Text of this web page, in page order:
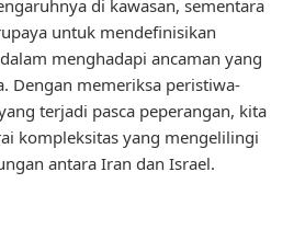
di kawasan, sementara
untuk mendefinisikan
menghadapi ancaman yang
Dengan memeriksa peristiwa-
terjadi pasca peperangan, kita
kompleksitas yang mengelilingi
antara Iran dan Israel.